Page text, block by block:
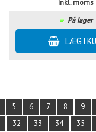
inkl. moms
På lager
5 6 7 8 9
32 33 34 35